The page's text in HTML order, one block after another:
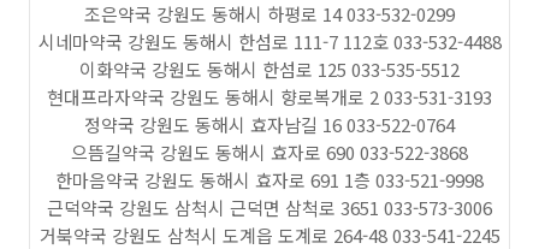
조은약국 강원도 동해시 하평로 14 033-532-0299
시네마약국 강원도 동해시 한섬로 111-7 112호 033-532-4488
이화약국 강원도 동해시 한섬로 125 033-535-5512
현대프라자약국 강원도 동해시 향로복개로 2 033-531-3193
정약국 강원도 동해시 효자남길 16 033-522-0764
으뜸길약국 강원도 동해시 효자로 690 033-522-3868
한마음약국 강원도 동해시 효자로 691 1층 033-521-9998
근덕약국 강원도 삼척시 근덕면 삼척로 3651 033-573-3006
거북약국 강원도 삼척시 도계읍 도계로 264-48 033-541-2245